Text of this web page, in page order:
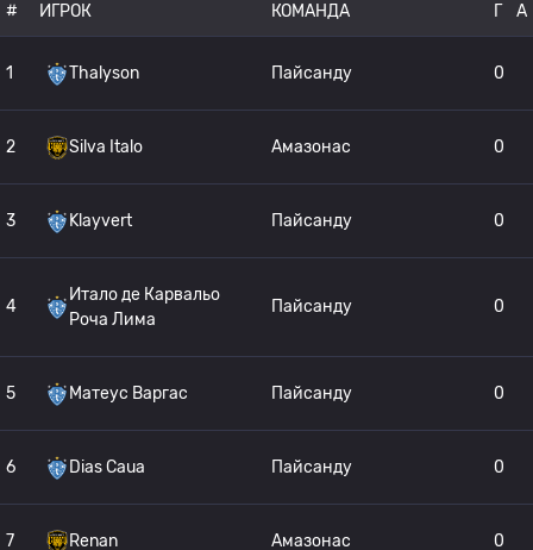
# ИГРОК КОМАНДА Г A
1 Thalyson Пайсанду 0
2 Silva Italo Амазонас 0
3 Klayvert Пайсанду 0
4
Итало де Карвальо
Роча Лима
Пайсанду 0
5 Матеус Варгас Пайсанду 0
6 Dias Caua Пайсанду 0
7 Renan Амазонас 0